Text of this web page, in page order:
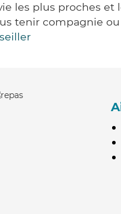
les plus proches et
tenir compagnie